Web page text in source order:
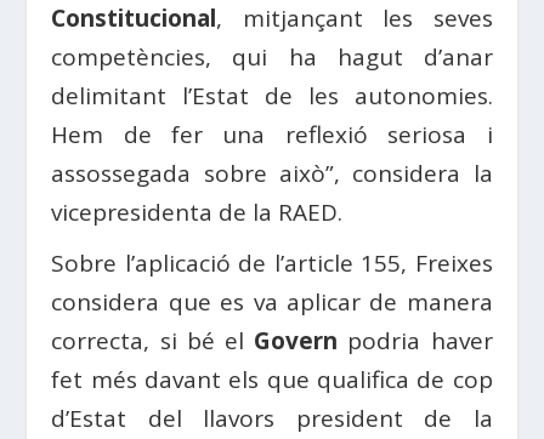
Constitucional, mitjançant les seves
competències, qui ha hagut d’anar
delimitant l’Estat de les autonomies.
Hem de fer una reflexió seriosa i
assossegada sobre això”, considera la
vicepresidenta de la RAED.
Sobre l’aplicació de l’article 155, Freixes
considera que es va aplicar de manera
correcta, si bé el Govern podria haver
fet més davant els que qualifica de cop
d’Estat del llavors president de la